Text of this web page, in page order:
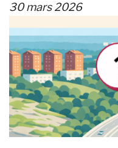
30 mars 2026